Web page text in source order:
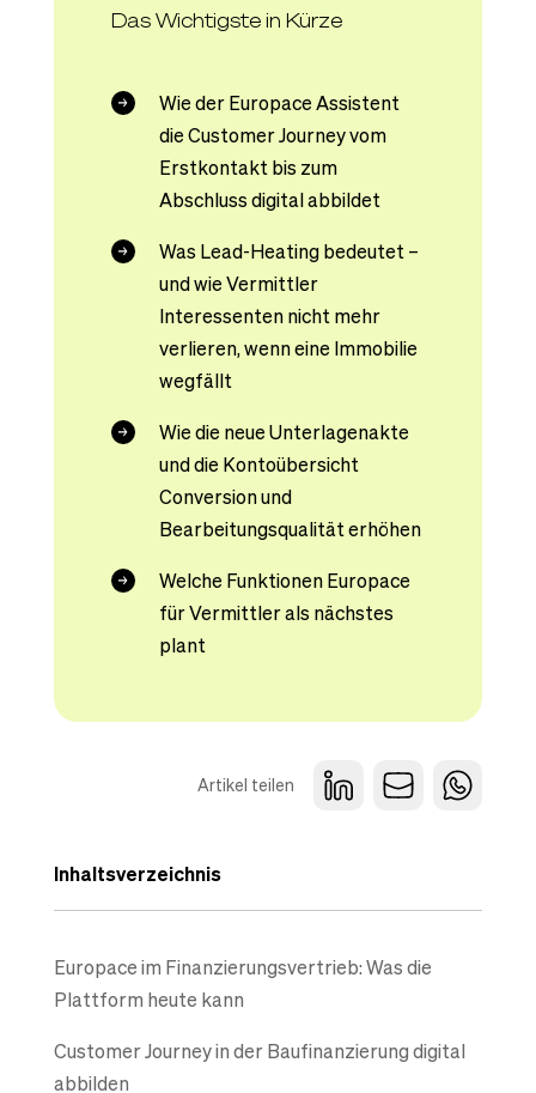
Das Wichtigste in Kürze
Wie der Europace Assistent
die Customer Journey vom
Erstkontakt bis zum
Abschluss digital abbildet
Was Lead-Heating bedeutet –
und wie Vermittler
Interessenten nicht mehr
verlieren, wenn eine Immobilie
wegfällt
Wie die neue Unterlagenakte
und die Kontoübersicht
Conversion und
Bearbeitungsqualität erhöhen
Welche Funktionen Europace
für Vermittler als nächstes
plant
Artikel teilen
Inhaltsverzeichnis
Europace im Finanzierungsvertrieb: Was die
Plattform heute kann
Customer Journey in der Baufinanzierung digital
abbilden